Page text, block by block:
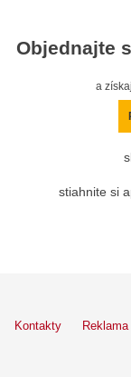
Objednajte
a
stiahnite si
Kontakty Reklama